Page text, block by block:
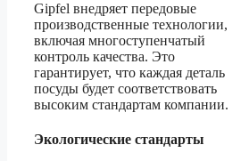
Gipfel внедряет передовые
производственные технологии,
включая многоступенчатый
контроль качества. Это
гарантирует, что каждая деталь
посуды будет соответствовать
высоким стандартам компании.
Экологические стандарты